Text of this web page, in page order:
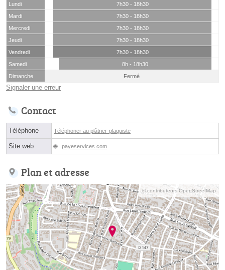
Lundi
7h30 - 18h30
Mardi
7h30 - 18h30
Mercredi
7h30 - 18h30
Jeudi
7h30 - 18h30
Vendredi
7h30 - 18h30
Samedi
8h - 18h30
Dimanche
Fermé
Signaler une erreur
Contact
Téléphone Téléphoner au plâtrier-plaquiste
Site web payeservices.com
Plan et adresse
© contributeurs OpenStreetMap